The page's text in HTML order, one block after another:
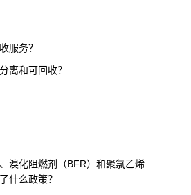
服务？
离和可回收？
溴化阻燃剂（BFR）和聚氯乙烯
什么政策？